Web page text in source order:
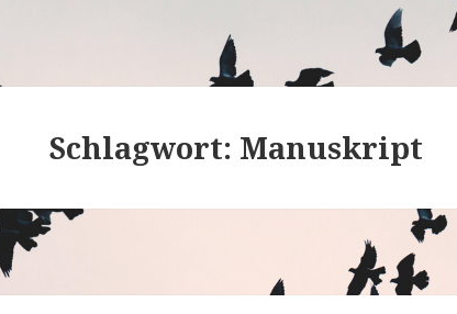
Schlagwort: Manuskript